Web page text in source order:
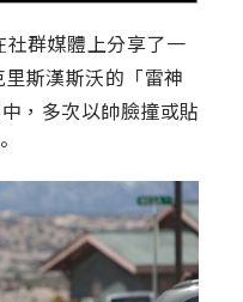
群媒體上分享了一
斯漢斯沃的「雷神
，多次以帥臉撞或貼